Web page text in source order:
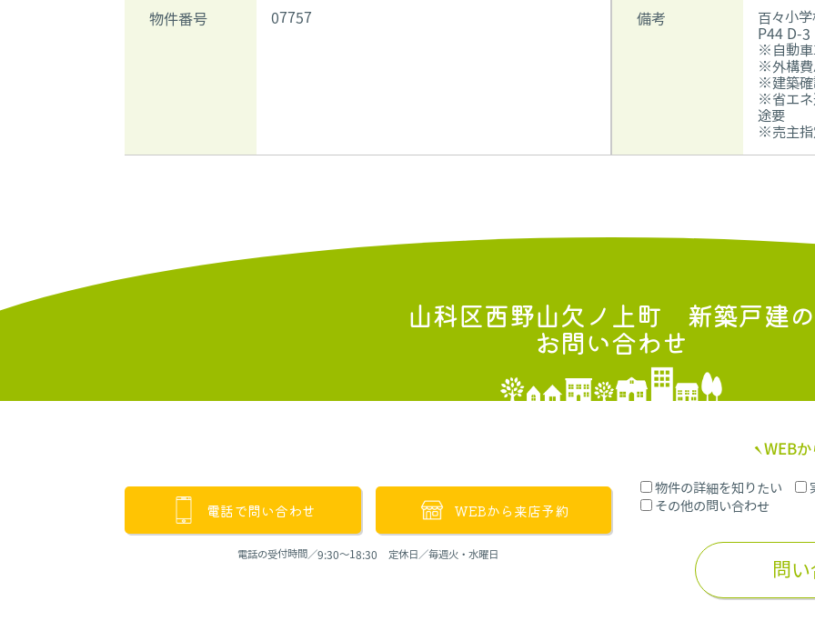
物件番号 07757 備考
百々小
P44 D-3
※自動車
※外構費
※建築確
※省エネ
途要
※売主指
山科区西野山欠ノ上町 新築戸建の
お問い合わせ
電話で問い合わせ WEBから来店予約
電話の受付時間／9:30〜18:30 定休日／毎週火・水曜日
WEBか
物件の詳細を知りたい
その他の問い合わせ